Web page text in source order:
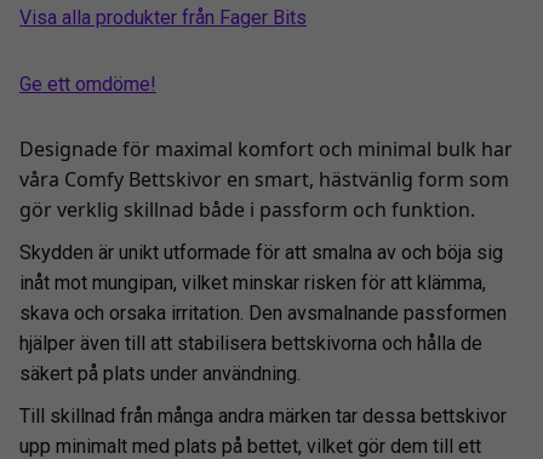
Visa alla produkter från Fager Bits
Ge ett omdöme!
Designade för maximal komfort och minimal bulk har
våra Comfy Bettskivor en smart, hästvänlig form som
gör verklig skillnad både i passform och funktion.
Skydden är unikt utformade för att smalna av och böja sig
inåt mot mungipan, vilket minskar risken för att klämma,
skava och orsaka irritation. Den avsmalnande passformen
hjälper även till att stabilisera bettskivorna och hålla de
säkert på plats under användning.
Till skillnad från många andra märken tar dessa bettskivor
upp minimalt med plats på bettet, vilket gör dem till ett